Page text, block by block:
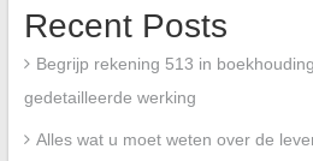
Recent Posts
Begrijp rekening 513 in
gedetailleerde werking
Alles wat u moet weten over de